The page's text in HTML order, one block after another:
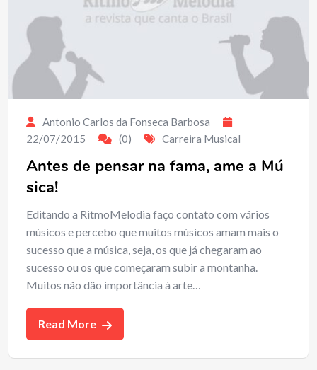
Antonio Carlos da Fonseca Barbosa
22/07/2015
(0) Carreira Musical
Antes de pensar na fama, ame a Mú
sica!
Editando a RitmoMelodia faço contato com vários
músicos e percebo que muitos músicos amam mais o
sucesso que a música, seja, os que já chegaram ao
sucesso ou os que começaram subir a montanha.
Muitos não dão importância à arte…
Read More